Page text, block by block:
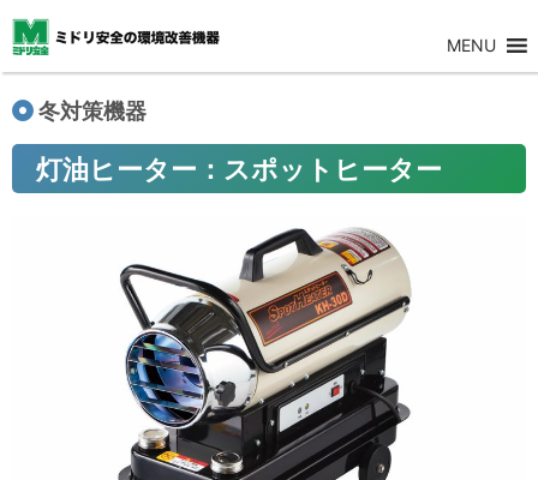
MENU
冬対策機器
灯油ヒーター：スポットヒーター